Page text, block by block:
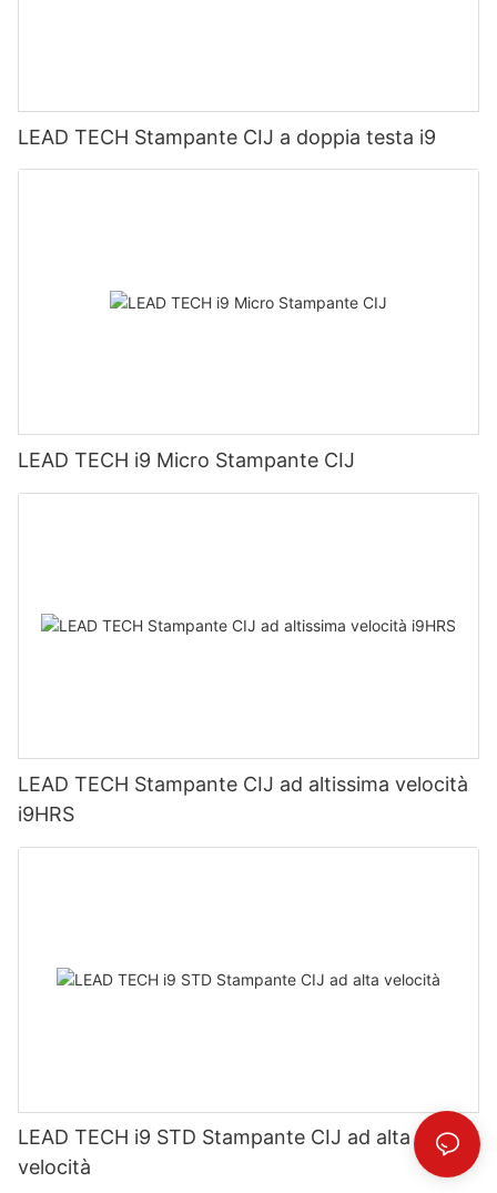
LEAD TECH Stampante CIJ a doppia testa i9
LEAD TECH i9 Micro Stampante CIJ
LEAD TECH Stampante CIJ ad altissima velocità
i9HRS
LEAD TECH i9 STD Stampante CIJ ad alta
velocità